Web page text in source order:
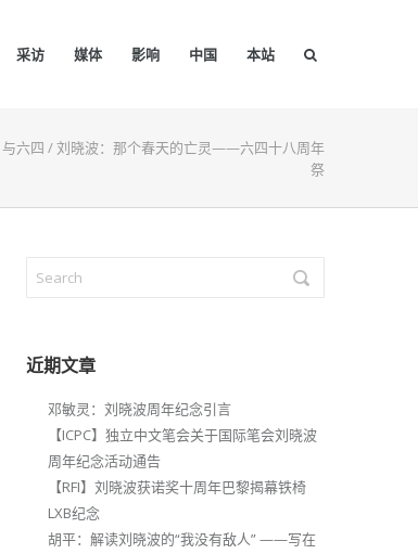
采访 媒体 影响 中国 本站
与六四 /刘晓波：那个春天的亡灵——六四十八周年
祭
近期文章
邓敏灵：刘晓波周年纪念引言
【ICPC】独立中文笔会关于国际笔会刘晓波
周年纪念活动通告
【RFI】刘晓波获诺奖十周年巴黎揭幕铁椅
LXB纪念
胡平：解读刘晓波的“我没有敌人” ——写在